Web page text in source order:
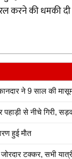
करने की धमकी
ने 9 साल की
से नीचे गिरी,
हुई माैत
टक्कर, सभी